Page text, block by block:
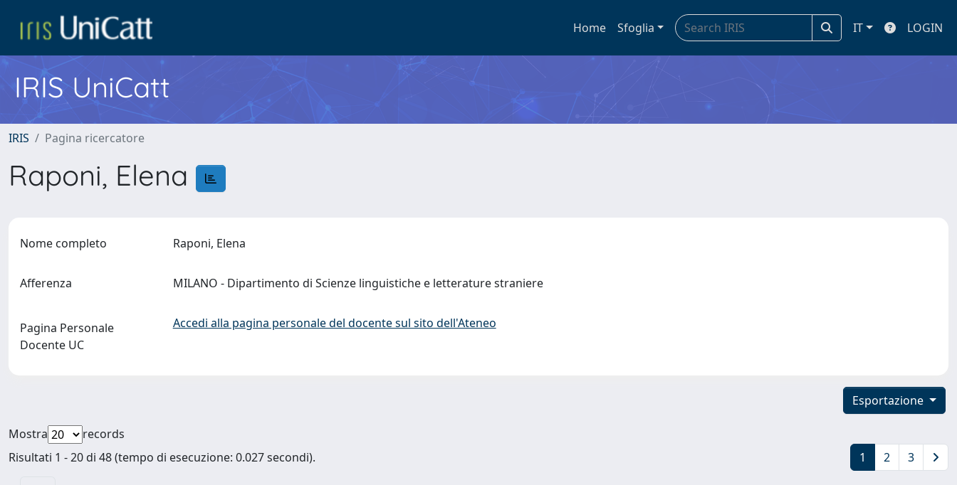
Home Sfoglia IT LOGIN
IRIS UniCatt
IRIS Pagina ricercatore
Raponi, Elena
Nome completo Raponi, Elena
Afferenza MILANO - Dipartimento di Scienze linguistiche e letterature straniere
Pagina Personale
Docente UC
Accedi alla pagina personale del docente sul sito dell'Ateneo
Esportazione
Mostra
records
Risultati 1 - 20 di 48 (tempo di esecuzione: 0.027 secondi).
1 2 3